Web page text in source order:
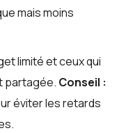
mais moins
limité et ceux qui
partagée. Conseil :
éviter les retards